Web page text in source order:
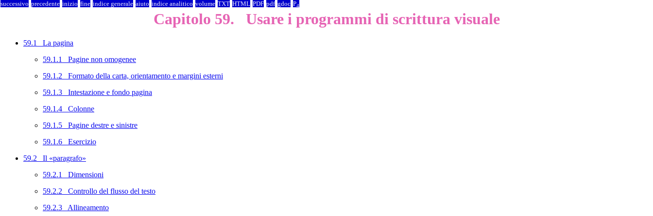
successivo precedente inizio fine indice generale aiuto indice analitico volume TXT HTML PDF pdf gdoc P4
Capitolo 59. Usare i programmi di scrittura visuale
59.1 La pagina
59.1.1 Pagine non omogenee
59.1.2 Formato della carta, orientamento e margini esterni
59.1.3 Intestazione e fondo pagina
59.1.4 Colonne
59.1.5 Pagine destre e sinistre
59.1.6 Esercizio
59.2 Il «paragrafo»
59.2.1 Dimensioni
59.2.2 Controllo del flusso del testo
59.2.3 Allineamento